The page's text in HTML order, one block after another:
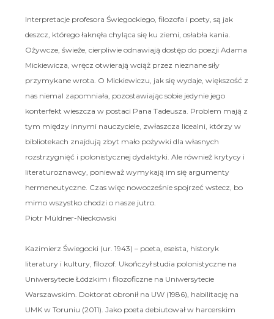
Interpretacje profesora Świegockiego, filozofa i poety, są jak
deszcz, którego łaknęła chyląca się ku ziemi, osłabła kania.
Ożywcze, świeże, cierpliwie odnawiają dostęp do poezji Adama
Mickiewicza, wręcz otwierają wciąż przez nieznane siły
przymykane wrota. O Mickiewiczu, jak się wydaje, większość z
nas niemal zapomniała, pozostawiając sobie jedynie jego
konterfekt wieszcza w postaci Pana Tadeusza. Problem mają z
tym między innymi nauczyciele, zwłaszcza licealni, którzy w
bibliotekach znajdują zbyt mało pożywki dla własnych
rozstrzygnięć i polonistycznej dydaktyki. Ale również krytycy i
literaturoznawcy, ponieważ wymykają im się argumenty
hermeneutyczne. Czas więc nowocześnie spojrzeć wstecz, bo
mimo wszystko chodzi o nasze jutro.
Piotr Müldner-Nieckowski
Kazimierz Świegocki (ur. 1943) – poeta, eseista, historyk
literatury i kultury, filozof. Ukończył studia polonistyczne na
Uniwersytecie Łódzkim i filozoficzne na Uniwersytecie
Warszawskim. Doktorat obronił na UW (1986), habilitację na
UMK w Toruniu (2011). Jako poeta debiutował w harcerskim